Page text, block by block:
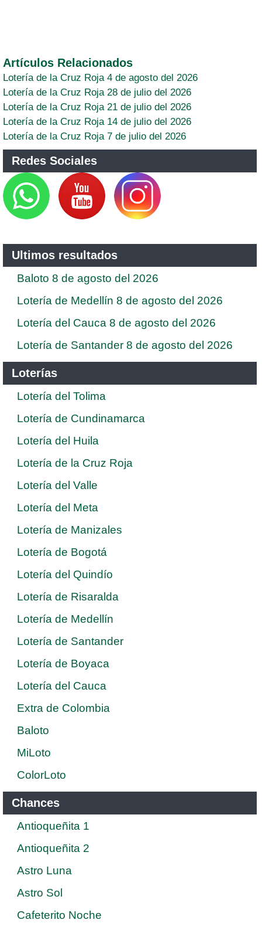
Artículos Relacionados
Lotería de la Cruz Roja 4 de agosto del 2026
Lotería de la Cruz Roja 28 de julio del 2026
Lotería de la Cruz Roja 21 de julio del 2026
Lotería de la Cruz Roja 14 de julio del 2026
Lotería de la Cruz Roja 7 de julio del 2026
Redes Sociales
Ultimos resultados
Baloto 8 de agosto del 2026
Lotería de Medellín 8 de agosto del 2026
Lotería del Cauca 8 de agosto del 2026
Lotería de Santander 8 de agosto del 2026
Loterías
Lotería del Tolima
Lotería de Cundinamarca
Lotería del Huila
Lotería de la Cruz Roja
Lotería del Valle
Lotería del Meta
Lotería de Manizales
Lotería de Bogotá
Lotería del Quindío
Lotería de Risaralda
Lotería de Medellín
Lotería de Santander
Lotería de Boyaca
Lotería del Cauca
Extra de Colombia
Baloto
MiLoto
ColorLoto
Chances
Antioqueñita 1
Antioqueñita 2
Astro Luna
Astro Sol
Cafeterito Noche